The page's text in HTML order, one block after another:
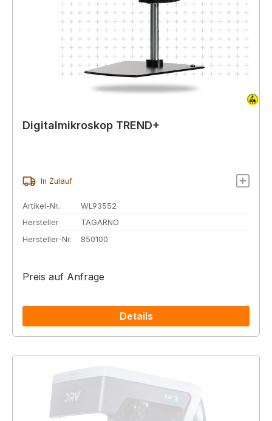
Digitalmikroskop TREND+
In Zulauf
Artikel-Nr.
WL93552
Hersteller
TAGARNO
Hersteller-Nr.
850100
Preis auf Anfrage
Details